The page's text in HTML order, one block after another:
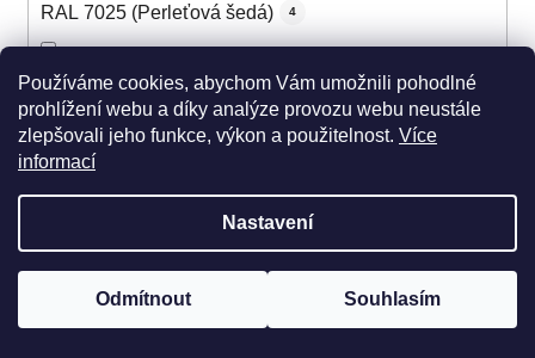
Používáme cookies, abychom Vám umožnili pohodlné
prohlížení webu a díky analýze provozu webu neustále
zlepšovali jeho funkce, výkon a použitelnost. Více
informací
Nastavení
Odmítnout Souhlasím
RAL 7025 (Perleťová šedá) 4
RAL 7026 (Žulová šedá) 5
RAL 7030 (Kamenná šedá)